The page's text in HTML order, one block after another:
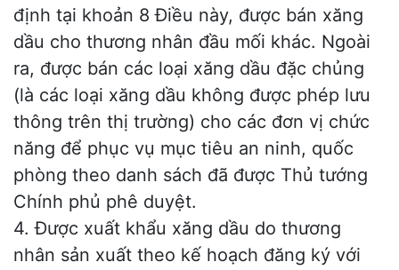
định tại khoản 8 Điều này, được bán xăng
dầu cho thương nhân đầu mối khác. Ngoài
ra, được bán các loại xăng dầu đặc chủng
(là các loại xăng dầu không được phép lưu
thông trên thị trường) cho các đơn vị chức
năng để phục vụ mục tiêu an ninh, quốc
phòng theo danh sách đã được Thủ tướng
Chính phủ phê duyệt.
4. Được xuất khẩu xăng dầu do thương
nhân sản xuất theo kế hoạch đăng ký với